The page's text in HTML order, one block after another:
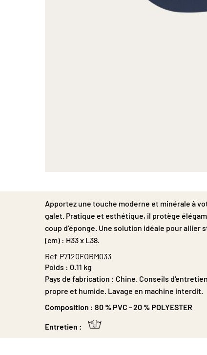
de
la
Galerie
d’images
Apportez une touche moderne et minérale à
galet. Pratique et esthétique, il protège
coup d’éponge. Une solution idéale pour
(cm) : H33 x L38.
Ref P7120FORM033
Poids : 0.11 kg
Pays de fabrication : Chine. Conseils
propre et humide. Lavage en machine interdit.
Composition : 80 % PVC - 20 % POLYESTER
Entretien :